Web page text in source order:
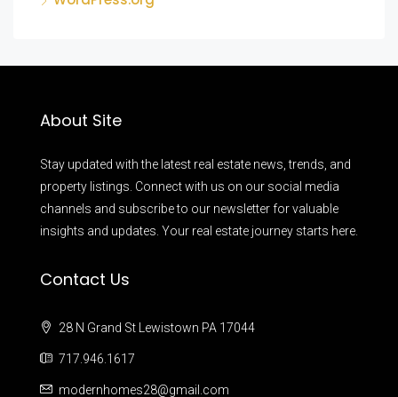
About Site
Stay updated with the latest real estate news, trends, and
property listings. Connect with us on our social media
channels and subscribe to our newsletter for valuable
insights and updates. Your real estate journey starts here.
Contact Us
28 N Grand St Lewistown PA 17044
717.946.1617
modernhomes28@gmail.com